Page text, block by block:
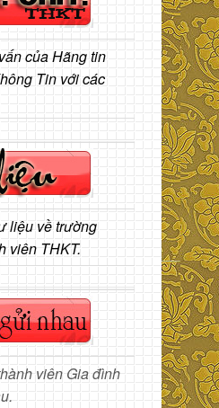
của Hãng tin
Tin với các
liệu về trường
viên THKT.
viên Gia đình